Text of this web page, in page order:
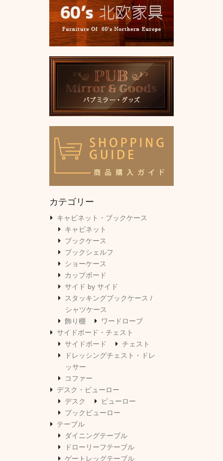
カテゴリー
キャビネット・ブックケース
キャビネット
ブックケース
ブックシェルフ
ショーケース
カップボード
サイド by サイド
スタッキングブックケース /
シャツケース
飾り棚
ワードローブ
サイドボード・チェスト
サイドボード
チェスト
ドレッシングチェスト・ドレ
ッサー
コファー
デスク・ビューロー
デスク
ビューロー
ブックビューロー
テーブル
ダイニングテーブル
ドローリーフテーブル
ゲートレッグテーブル